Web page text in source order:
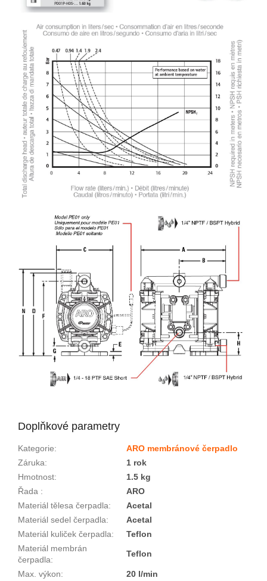
Doplňkové parametry
Kategorie:
ARO membránové čerpadlo
Záruka:
1 rok
Hmotnost:
1.5 kg
Řada :
ARO
Materiál tělesa čerpadla:
Acetal
Materiál sedel čerpadla:
Acetal
Materiál kuliček čerpadla:
Teflon
Materiál membrán
čerpadla:
Teflon
Max. výkon:
20 l/min